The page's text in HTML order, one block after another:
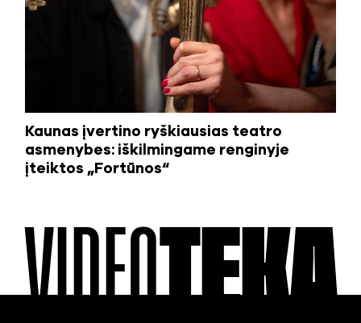
Kaunas įvertino ryškiausias teatro
asmenybes: iškilmingame renginyje
įteiktos „Fortūnos“
VIDEOTEKA